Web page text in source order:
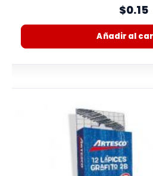
0%
$0.15
Añadir al